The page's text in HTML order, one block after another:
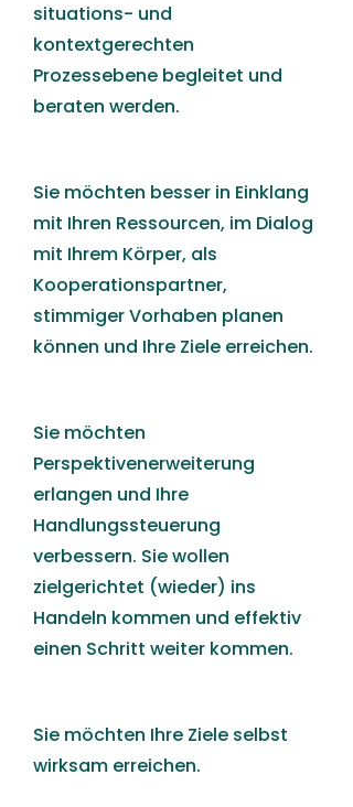
situations- und
kontextgerechten
Prozessebene begleitet und
beraten werden.
Sie möchten besser in Einklang
mit Ihren Ressourcen, im Dialog
mit Ihrem Körper, als
Kooperationspartner,
stimmiger Vorhaben planen
können und Ihre Ziele erreichen.
Sie möchten
Perspektivenerweiterung
erlangen und Ihre
Handlungssteuerung
verbessern. Sie wollen
zielgerichtet (wieder) ins
Handeln kommen und effektiv
einen Schritt weiter kommen.
Sie möchten Ihre Ziele selbst
wirksam erreichen.